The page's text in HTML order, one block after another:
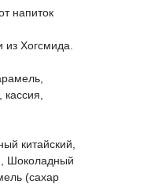
напиток
из Хогсмида.
китайский,
Шоколадный
(сахар